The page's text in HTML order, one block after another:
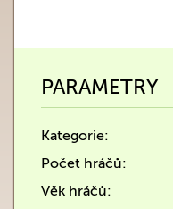
PARAMETRY
Kategorie:
Počet hráčů:
Věk hráčů: